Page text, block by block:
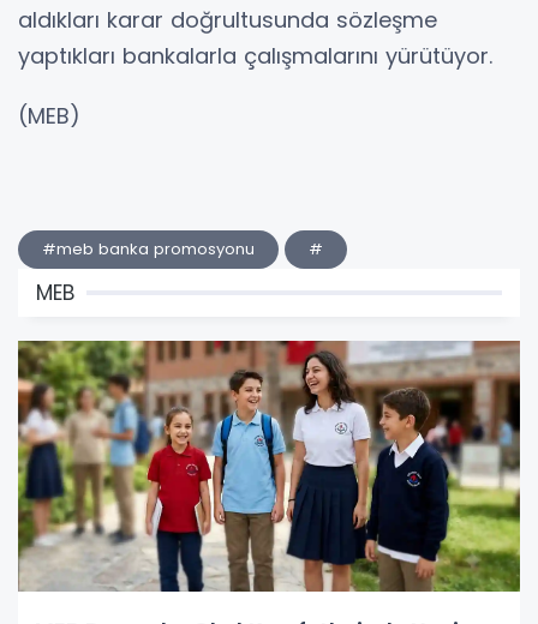
aldıkları karar doğrultusunda sözleşme
yaptıkları bankalarla çalışmalarını yürütüyor.
(MEB)
#meb banka promosyonu #
MEB